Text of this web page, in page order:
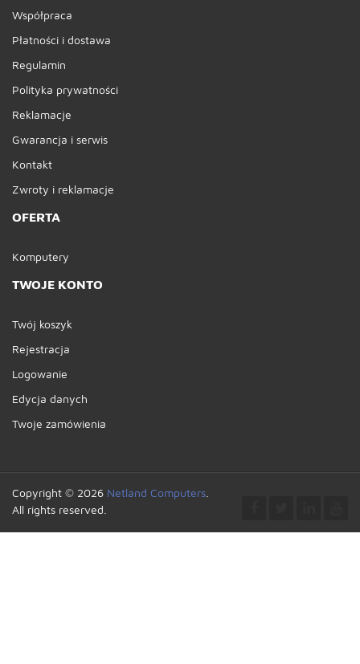
Współpraca
Płatności i dostawa
Regulamin
Polityka prywatności
Reklamacje
Gwarancja i serwis
Kontakt
Zwroty i reklamacje
OFERTA
Komputery
TWOJE KONTO
Twój koszyk
Rejestracja
Logowanie
Edycja danych
Twoje zamówienia
Copyright © 2026 Netland Computers
All rights reserved.